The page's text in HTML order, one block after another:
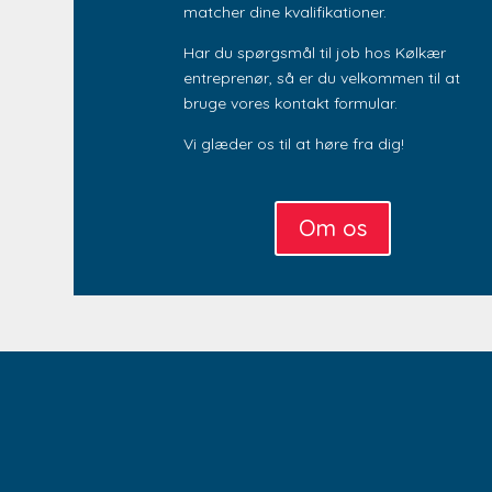
matcher dine kvalifikationer.
Har du spørgsmål til job hos Kølkær
entreprenør, så er du velkommen til at
bruge vores kontakt formular.
Vi glæder os til at høre fra dig!
Om os